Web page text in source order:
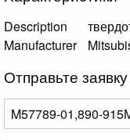
Description
Manufacturer
Отправьте заявку